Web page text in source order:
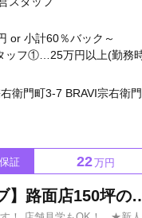
or 小計60％バック～
衛門町3-7 BRAVI宗右衛
証 22万円
新店につきスタッフ大募集【日本一の笑いのあるホストクラブ】路面